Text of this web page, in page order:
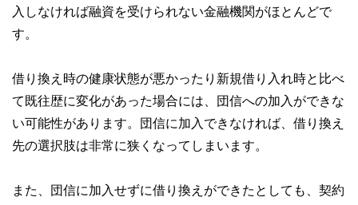
入しなければ融資を受けられない金融機関がほとんどで
す。
借り換え時の健康状態が悪かったり新規借り入れ時と比べ
て既往歴に変化があった場合には、団信への加入ができな
い可能性があります。団信に加入できなければ、借り換え
先の選択肢は非常に狭くなってしまいます。
また、団信に加入せずに借り換えができたとしても、契約